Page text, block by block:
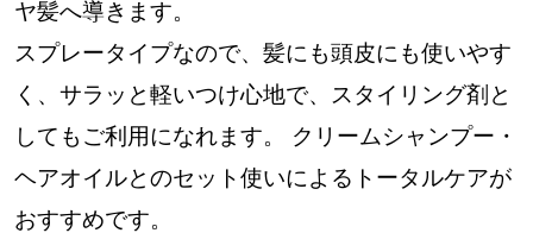
ヤ髪へ導きます。
スプレータイプなので、髪にも頭皮にも使いやす
く、サラッと軽いつけ心地で、スタイリング剤と
してもご利用になれます。 クリームシャンプー・
ヘアオイルとのセット使いによるトータルケアが
おすすめです。